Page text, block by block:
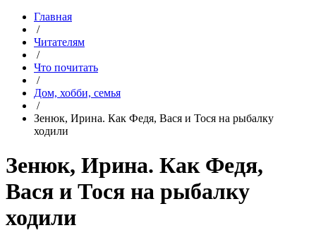
Главная
/
Читателям
/
Что почитать
/
Дом, хобби, семья
/
Зенюк, Ирина. Как Федя, Вася и Тося на рыбалку
ходили
Зенюк, Ирина. Как Федя,
Вася и Тося на рыбалку
ходили